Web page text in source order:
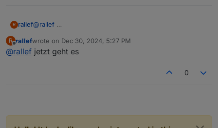
R rallef@rallef
R
Offline
rallefwrote on Dec 30, 2024, 5:27 PM
last edited by
@rallef jetzt geht es
0